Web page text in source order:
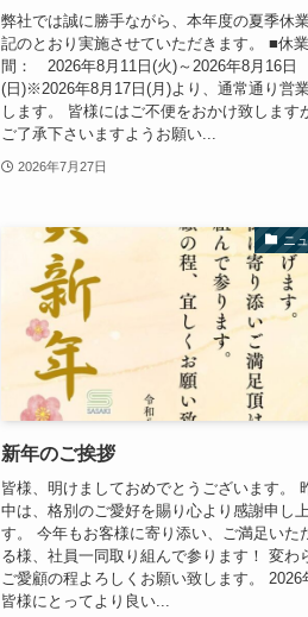
弊社では誠に勝手ながら、本年度の夏季休
記のとおり実施させていただきます。 ■休
間： 2026年8月11日(火)～2026年8月16日
(日)※2026年8月17日(月)より、通常通り営
します。 皆様にはご不便をおかけ致します
ご了承下さいますようお願い...
2026年7月27日
ニ
新年のご挨拶
皆様、明けましておめでとうございます。
中は、格別のご愛好を賜り心より感謝申し
す。 今年もお客様に寄り添い、ご満足いた
る様、社員一同取り組んで参ります！ 変わ
ご愛顧の程よろしくお願い致します。 2026
皆様にとってより良い...